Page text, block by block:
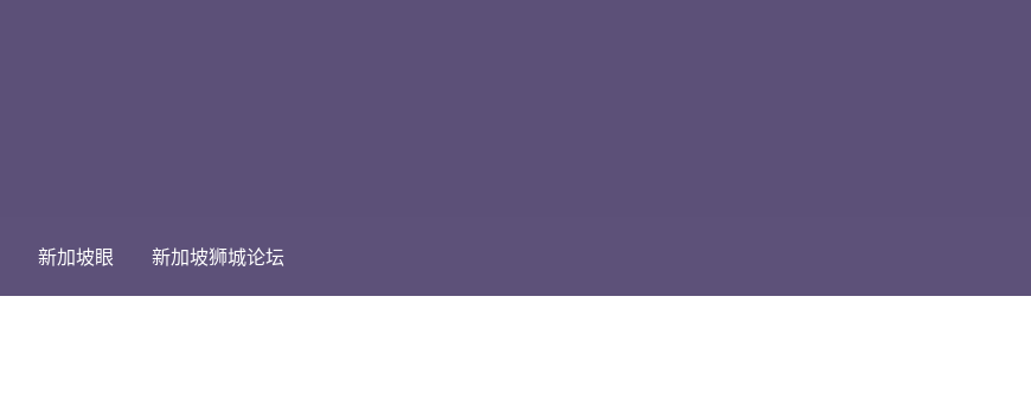
新加坡眼 新加坡狮城论坛